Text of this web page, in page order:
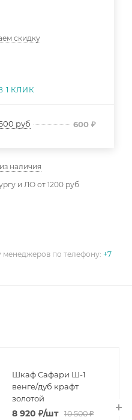
скидку
1 КЛИК
руб 600 ₽
наличия
и ЛО от 1200 руб
менеджеров по телефону: +7
Шкаф Сафари Ш-1
венге/дуб крафт
золотой
8 920 ₽/шт 10 500₽